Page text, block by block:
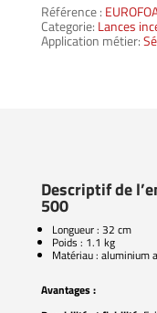
Référence :
Categorie: Lances
Application métier:
Descriptif de
500
Longueur : 32 cm
Poids : 1.1 kg
Matériau : aluminium
Avantages :